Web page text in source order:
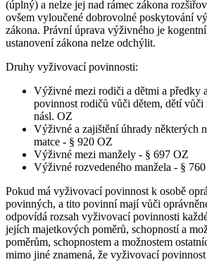
(úplný) a nelze jej nad rámec zákona
ovšem vyloučené dobrovolné poskytování
zákona. Právní úprava výživného je
ustanovení zákona nelze odchýlit.
Druhy vyživovací povinnosti:
Výživné mezi rodiči a dětmi a předky
povinnost rodičů vůči dětem, dětí vůči
násl. OZ
Výživné a zajištění úhrady některých
matce - § 920 OZ
Výživné mezi manžely - § 697 OZ
Výživné rozvedeného manžela - §
Pokud má vyživovací povinnost k osobě
povinných, a tito povinní mají vůči
odpovídá rozsah vyživovací povinnosti
jejích majetkových poměrů, schopností a
poměrům, schopnostem a možnostem
mimo jiné znamená, že vyživovací